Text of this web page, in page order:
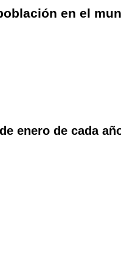
en el
enero de cada